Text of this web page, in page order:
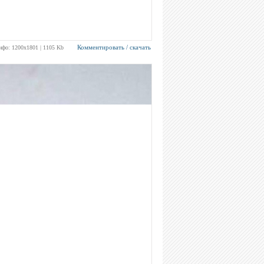
1200х1801 | 1105 Kb Комментировать / скачать